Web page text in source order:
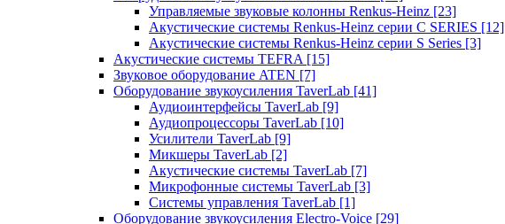
Управляемые звуковые колонны Renkus-Heinz [23]
Акустические системы Renkus-Heinz серии C SERIES [12]
Акустические системы Renkus-Heinz серии S Series [3]
Акустические системы TEFRA [15]
Звуковое оборудование ATEN [7]
Оборудование звукоусиления TaverLab [41]
Аудиоинтерфейсы TaverLab [9]
Аудиопроцессоры TaverLab [10]
Усилители TaverLab [9]
Микшеры TaverLab [2]
Акустические системы TaverLab [7]
Микрофонные системы TaverLab [3]
Системы управления TaverLab [1]
Оборудование звукоусиления Electro-Voice [29]